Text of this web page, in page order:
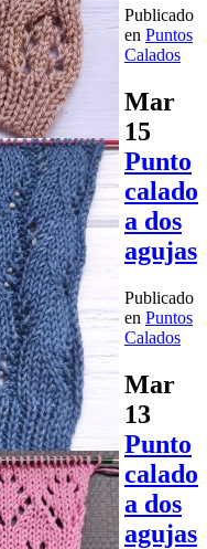
Publicado
en Puntos
Calados
Mar
15
Punto
calado
a dos
agujas
Publicado
en Puntos
Calados
Mar
13
Punto
calado
a dos
agujas